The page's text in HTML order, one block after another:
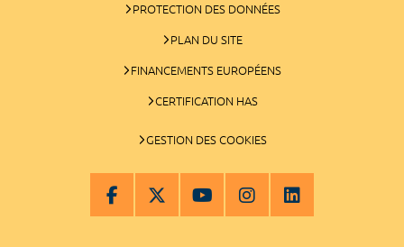
PROTECTION DES DONNÉES
PLAN DU SITE
FINANCEMENTS EUROPÉENS
CERTIFICATION HAS
GESTION DES COOKIES